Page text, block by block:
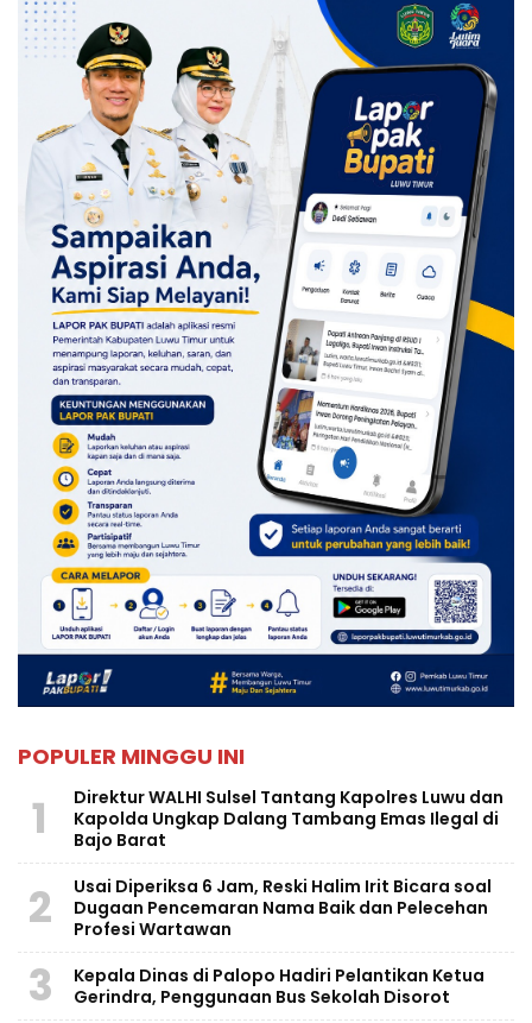
POPULER MINGGU INI
1
Direktur WALHI Sulsel Tantang Kapolres Luwu dan
Kapolda Ungkap Dalang Tambang Emas Ilegal di
Bajo Barat
2
Usai Diperiksa 6 Jam, Reski Halim Irit Bicara soal
Dugaan Pencemaran Nama Baik dan Pelecehan
Profesi Wartawan
3
Kepala Dinas di Palopo Hadiri Pelantikan Ketua
Gerindra, Penggunaan Bus Sekolah Disorot